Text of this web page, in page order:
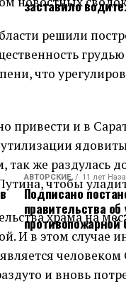
решили
что
привести и в
же раздулась
чтобы
храма на
И в этом случае
и вновь
заставило
АВТОРСКИЕ 11 лет
Подписано
правительства
противопожарной